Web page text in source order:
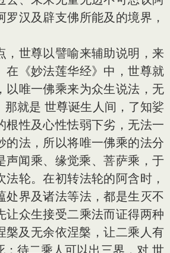
罗汉及辟支佛所能及的境界，
，世尊以譬喻来辅助说明，来
在《妙法莲华经》中，世尊就
以唯一佛乘来为众生说法，无
那就是 世尊诞生人间，了知娑
根性及心性怯弱下劣，无法一
的法，所以将唯一佛乘的法分
闻乘、缘觉乘、菩萨乘，于
法轮。在初转法轮的阿含时，
处界及诸法等法，都是生灭不
让众生接受二乘法而证得两种
及无余依涅槃，让二乘人有
；待二乘人可以出三界，对 世